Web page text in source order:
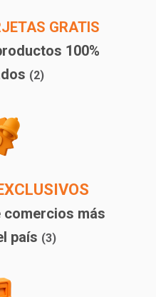
GRATIS
100%
(2)
más
país (3)